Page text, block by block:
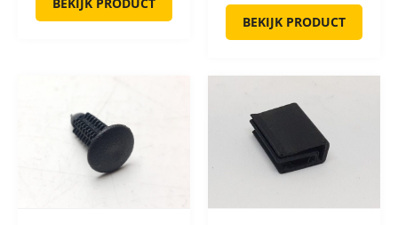
BEKIJK PRODUCT